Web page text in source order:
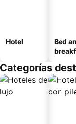
Hotel
Bed
Categorías